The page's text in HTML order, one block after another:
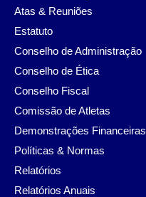
Atas & Reuniões
Estatuto
Conselho de Administração
Conselho de Ética
Conselho Fiscal
Comissão de Atletas
Demonstrações Financeiras
Políticas & Normas
Relatórios
Relatórios Anuais